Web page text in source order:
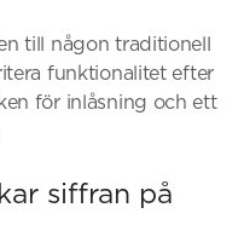
till någon traditionell
funktionalitet efter
för inlåsning och ett
siffran på